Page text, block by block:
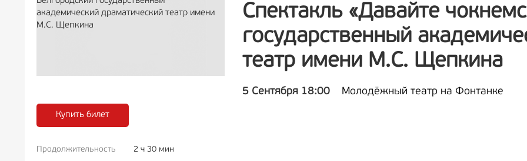
Спектакль «Давайте
государственный
театр имени М.С. Щепкина
5 Сентября 18:00 Молодёжный театр на Фонтанке
Купить билет
Продолжительность
2 ч 30 мин